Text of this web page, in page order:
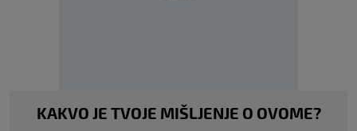
KAKVO JE TVOJE MIŠLJENJE O OVOME?